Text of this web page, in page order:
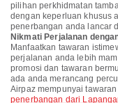
pilihan perkhidmatan
dengan keperluan khusus
penerbangan anda lancar
Nikmati Perjalanan
Manfaatkan tawaran
perjalanan anda lebih
promosi dan tawaran
ada anda merancang
Airpaz mempunyai
penerbangan dari